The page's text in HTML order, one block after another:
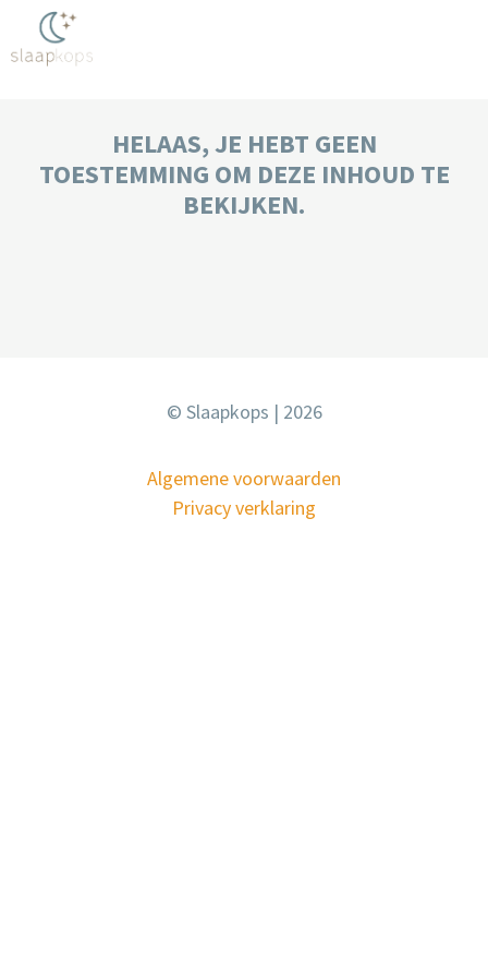
HELAAS, JE HEBT GEEN
TOESTEMMING OM DEZE INHOUD TE
BEKIJKEN.
© Slaapkops | 2026
Algemene voorwaarden
Privacy verklaring